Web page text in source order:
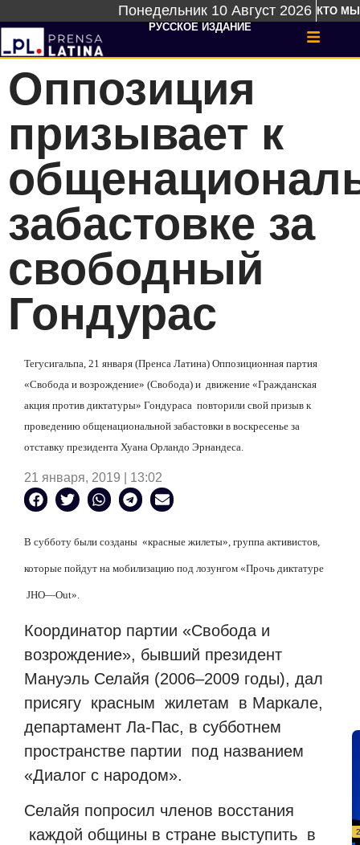
Понедельник 10 Август 2026 КТО МЫ
РУССКОЕ ИЗДАНИЕ
Оппозиция
призывает к
забастовке за
свободный
Гондурас
Тегусигальпа, 21 января (Пренса Латина) Оппозиционная партия
«Свобода и возрождение» (Свобода) и движение «Гражданская
акция против диктатуры» Гондураса повторили свой призыв к
проведению общенациональной забастовки в воскресенье за
отставку президента Хуана Орландо Эрнандеса.
21 января, 2019 | 13:02
В субботу были созданы «красные жилеты», группа активистов,
которые пойдут на мобилизацию под лозунгом «Прочь диктатуре
JHO—Out».
Координатор партии «Свобода и
возрождение», бывший президент
Мануэль Селайя (2006–2009 годы), дал
присягу красным жилетам
в Маркале,
департамент Ла-Пас, в субботнем
пространстве партии
под названием
«Диалог с народом».
Селайя попросил членов восстания
каждой общины в стране выступить в